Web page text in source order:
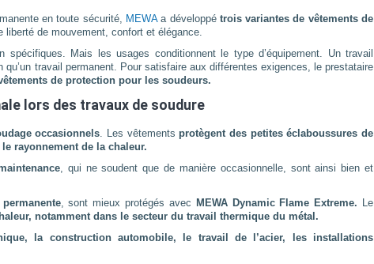
en toute sécurité, MEWAa développé trois variantes de vêtements de
liberté de mouvement, confort et élégance.
spécifiques. Mais les usages conditionnent le type d’équipement. Un travail
travail permanent. Pour satisfaire aux différentes exigences, le prestataire
de protection pour les soudeurs.
lors des travaux de soudure
occasionnels. Les vêtementsprotègent des petites éclaboussures de
rayonnement de la chaleur.
, qui ne soudent que de manière occasionnelle, sont ainsi bien et
, sont mieux protégés avec MEWA Dynamic Flame Extreme. Le
notamment dans le secteur du travail thermique du métal.
la construction automobile, le travail de l’acier, les installations